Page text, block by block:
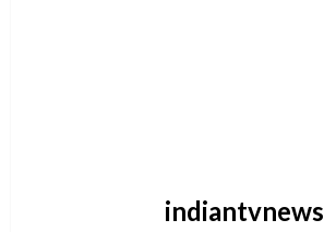
indiantvnews